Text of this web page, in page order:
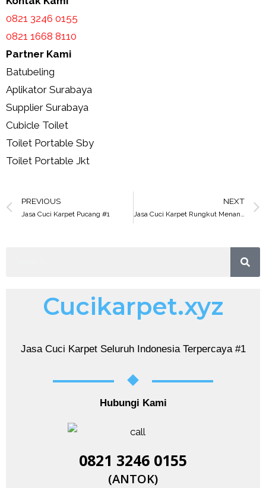
0821 3246 0155​
0821 1668 8110
Partner Kami
Batubeling
Aplikator Surabaya
Supplier Surabaya
Cubicle Toilet
Toilet Portable Sby
Toilet Portable Jkt
PREVIOUS
Jasa Cuci Karpet Pucang #1
NEXT
Jasa Cuci Karpet Rungkut Menanggal #1
Cucikarpet.xyz
Jasa Cuci Karpet Seluruh Indonesia Terpercaya #1
Hubungi Kami
0821 3246 0155​
(ANTOK)